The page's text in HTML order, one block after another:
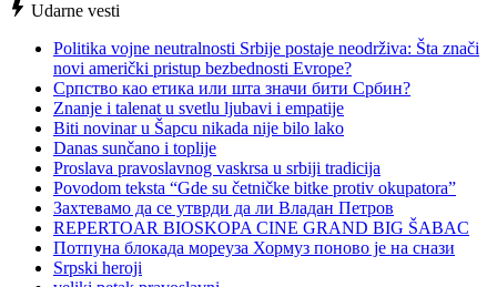
Udarne vesti
Politika vojne neutralnosti Srbije postaje neodrživa: Šta znači
novi američki pristup bezbednosti Evrope?
Српство као етика или шта значи бити Србин?
Znanje i talenat u svetlu ljubavi i empatije
Biti novinar u Šapcu nikada nije bilo lako
Danas sunčano i toplije
Proslava pravoslavnog vaskrsa u srbiji tradicija
Povodom teksta “Gde su četničke bitke protiv okupatora”
Захтевамо да се утврди да ли Владан Петров
REPERTOAR BIOSKOPA CINE GRAND BIG ŠABAC
Потпуна блокада мореуза Хормуз поново је на снази
Srpski heroji